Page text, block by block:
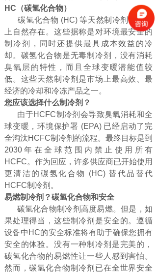
HC（碳氢化合物）
碳氢化合物 (HC) 等天然制冷剂在世界
上自然存在。这些据称是对环境最安全的
制冷剂，同时还提供最具成本效益的冷
却。碳氢化合物是无毒制冷剂，没有消耗
臭氧层的特性，而且全球变暖潜能值较
低。这些天然制冷剂是市场上最高效、最
经济的冷却和冷冻产品之一。
您应该选择什么制冷剂？
由于HCFC制冷剂会导致臭氧消耗和全
球变暖，环境保护署 (EPA) 已经启动了完
全淘汰HCFC制冷剂的流程。最终目标是到
2030年在全球范围内禁止使用所有
HCFC。作为回应，许多供应商已开始使用
更清洁的碳氢化合物 (HC) 替代品替代
HCFC制冷剂。
易燃制冷剂？碳氢化合物和安全
碳氢化合物制冷剂高度易燃。但是，如
果处理得当，这些制冷剂是安全的。遵循
设备中HC的安全标准将有助于确保您拥有
安全的体验。没有一种制冷剂是完美的，
碳氢化合物的易燃性让一些人感到害怕。
然而，碳氢化合物制冷剂已在全世界安全